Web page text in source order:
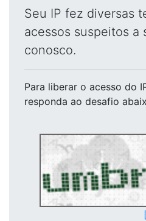
Seu IP fez diversas
acessos suspeitos a
conosco.
Para liberar o acesso do
responda ao desafio